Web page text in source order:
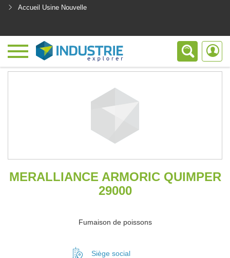
Accueil Usine Nouvelle
MERALLIANCE ARMORIC QUIMPER
29000
Fumaison de poissons
Siège social